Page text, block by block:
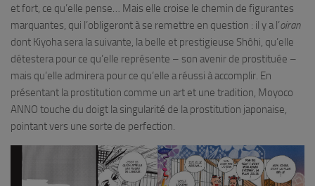
et fort, ce qu’elle pense… Mais elle croise le chemin de figurantes
marquantes, qui l’obligeront à se remettre en question : il y a l’oiran
dont Kiyoha sera la suivante, la belle et prestigieuse Shôhi, qu’elle
détestera pour ce qu’elle représente – son avenir de prostituée –
mais qu’elle admirera pour ce qu’elle a réussi à accomplir. En
présentant la prostitution comme un art et une tradition, Moyoco
ANNO touche du doigt la singularité de la prostitution japonaise,
pointant vers une sorte de perfection.